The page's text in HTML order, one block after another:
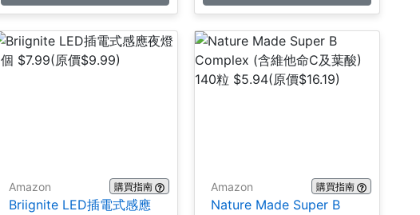
Amazon 購買指南
Briignite LED插電式感應
Amazon 購買指南
Nature Made Super B